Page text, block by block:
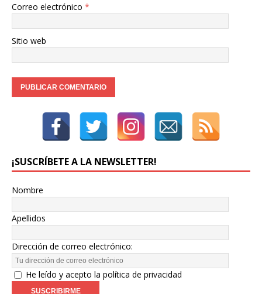
Correo electrónico *
Sitio web
¡SUSCRÍBETE A LA NEWSLETTER!
Nombre
Apellidos
Dirección de correo electrónico:
He leído y acepto la política de privacidad